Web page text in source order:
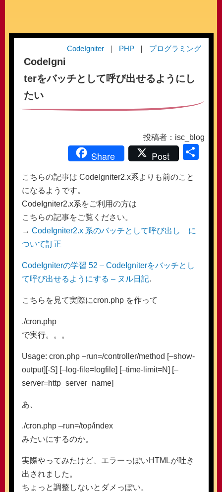
CodeIgniter PHP プログラミング
CodeIgni
terをバッチとして呼び出せるようにし
たい
投稿者：isc_blog
Share Post
こちらの記事は CodeIgniter2.x系よりも前のこと
になるようです。
CodeIgniter2.x系をご利用の方は
こちらの記事をご覧ください。
→ CodeIgniter2.x 系のバッチとして呼び出し に
ついて訂正
CodeIgniterの学習 52 – CodeIgniterをバッチとし
て呼び出せるようにする – ヌル日記.
こちらを見て実際にcron.php を作って
./cron.php
で実行。。。
Usage: cron.php –run=/controller/method [–show-
output][-S] [–log-file=logfile] [–time-limit=N] [–
server=http_server_name]
あ、
./cron.php –run=/top/index
みたいにするのか。
実際やってみたけど、エラーっぽいHTMLが吐き
出されました。
ちょっと調整しないとダメっぽい。